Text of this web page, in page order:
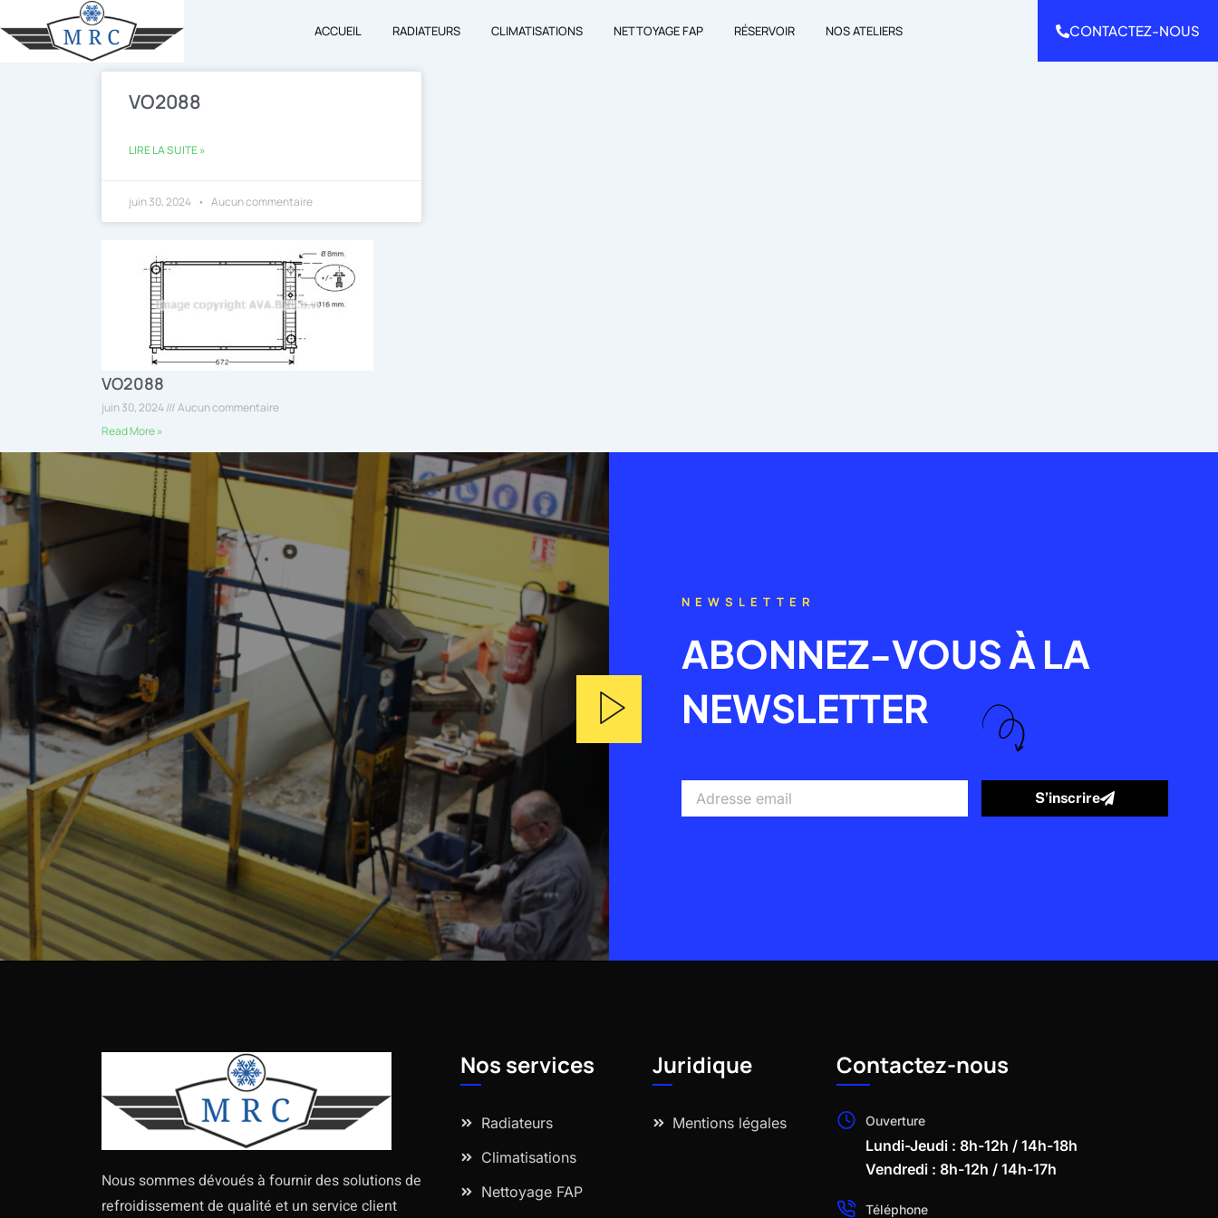
au
ACCUEIL RADIATEURS CLIMATISATIONS NETTOYAGE FAP RÉSERVOIR NOS ATELIERS CONTACTEZ-NOUS
VO2088
LIRE LA SUITE »
juin 30, 2024 Aucun commentaire
VO2088
juin 30, 2024
Aucun commentaire
Read More »
NEWSLETTER
ABONNEZ-VOUS À LA
NEWSLETTER
email
S’inscrire
Nous sommes dévoués à fournir des solutions de
refroidissement de qualité et un service client
Nos services
Radiateurs
Climatisations
Nettoyage FAP
Juridique
Mentions légales
Contactez-nous
Ouverture
Lundi-Jeudi : 8h-12h / 14h-18h
Vendredi : 8h-12h / 14h-17h
Téléphone